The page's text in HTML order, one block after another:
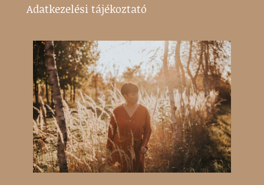
Adatkezelési tájékoztató